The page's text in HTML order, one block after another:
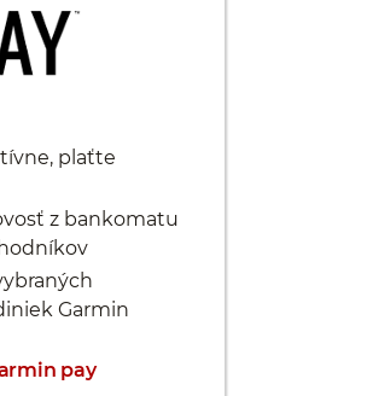
plaťte
z bankomatu
Garmin
pay